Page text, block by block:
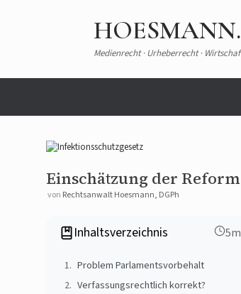
Medienrecht · Urheberrecht ·
Einschätzung der
von Rechtsanwalt Hoesmann, DGPh
Inhaltsverzeichnis
Problem Parlamentsvorbehalt
Verfassungsrechtlich korrekt?